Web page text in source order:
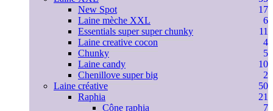
New Spot
17
Laine mèche XXL
6
Essentials super super chunky
11
Laine creative cocon
4
Chunky
5
Laine candy
10
Chenillove super big
2
Laine créative
50
Raphia
21
Cône raphia
7